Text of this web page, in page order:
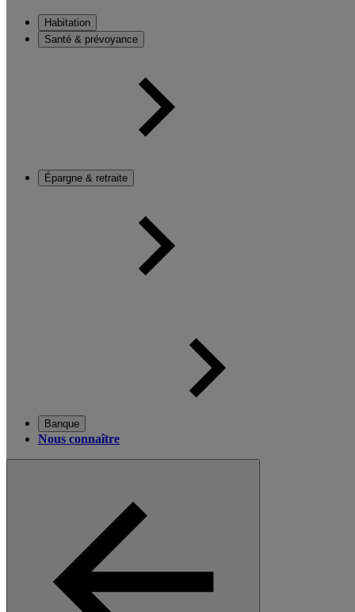
Habitation
Santé & prévoyance
Épargne & retraite
Banque
Nous connaître